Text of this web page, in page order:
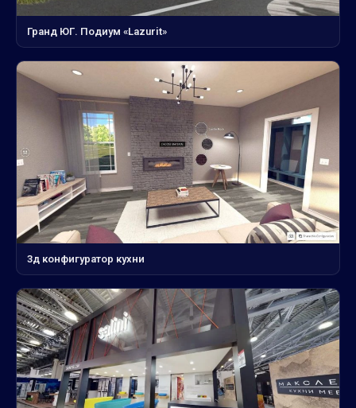
Гранд ЮГ. Подиум «Lazurit»
3д конфигуратор кухни